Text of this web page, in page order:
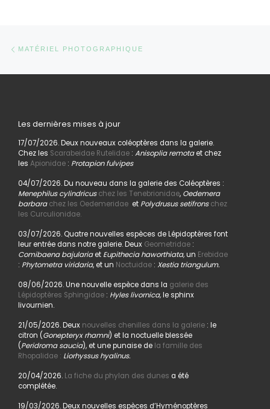
Parcourir les articles
MATÉRIEL PHOTOGRAPHIQUE
Les dernières mises à jour
17/07/2026. Deux nouveaux coléoptères dans la galerie.
Chez les Scarabeidae Rutelidae: Anisoplia remotaet chez
les Apionidae: Protapion fulvipes
04/07/2026. Du nouveau dans la galerie des Coléoptères :
Menephilus cylindricus chez les Tenebrionidae,Oedemera
barbara chez les Oedemeridaeet Polydrusus setifrons chez
les Curculionidae.
03/07/2026. Quatre nouvelles espèces de Lépidoptères font
leur entrée dans notre galerie. Deux Geometridae:
Comibaena bajulariaet Eupithecia haworthiata,un Erebidae
: Phytometra viridaria, et un Noctuidae: Xestia triangulum.
08/06/2026. Une nouvelle espèce dans la galerie des
Lépidoptères Sphingidae: Hyles livornica,le sphinx
livournien.
21/05/2026. Deux nouvelles chenilles dans la galerie : le
citron (Gonepteryx rhamni) et la noctuelle blessée
(Peridroma saucia), et une punaise dela famille des
Rhopalidae : Liorhyssus hyalinus.
20/04/2026. La fiche du phylan des dunes a été
complétée.
19/03/2026. Deux nouvelles espèces d’Hyménoptères